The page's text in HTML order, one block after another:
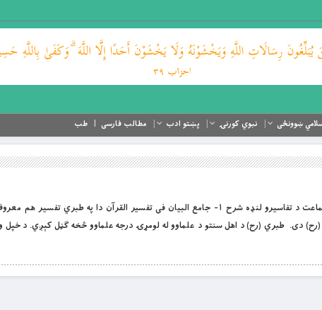
ښوونځی نبوي کورنۍ پښتو ادب مطالب فارسی طب
بِسْمِ اللَّهِ الرَّحْمَنِ الرَّحِيمِ د اهلسنت او الجماعت د تفاسیرو لنډه شرح ۱- جامع‏ البيان فی ‏تفسير القرآن دا په طبري
دی. طبري (رح) د اهل سنتو د علماوو له لومړۍ درجه علماوو څخه ګڼل کېږي. د خپل